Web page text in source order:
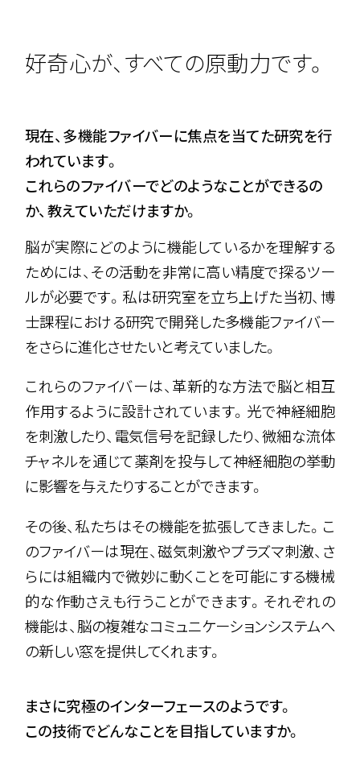
好奇心が、すべての原動力です。
現在、多機能ファイバーに焦点を当てた研究を行
われています。
これらのファイバーでどのようなことができるの
か、教えていただけますか。
脳が実際にどのように機能しているかを理解する
ためには、その活動を非常に高い精度で探るツー
ルが必要です。私は研究室を立ち上げた当初、博
士課程における研究で開発した多機能ファイバー
をさらに進化させたいと考えていました。
これらのファイバーは、革新的な方法で脳と相互
作用するように設計されています。光で神経細胞
を刺激したり、電気信号を記録したり、微細な流体
チャネルを通じて薬剤を投与して神経細胞の挙動
に影響を与えたりすることができます。
その後、私たちはその機能を拡張してきました。こ
のファイバーは現在、磁気刺激やプラズマ刺激、さ
らには組織内で微妙に動くことを可能にする機械
的な作動さえも行うことができます。それぞれの
機能は、脳の複雑なコミュニケーションシステムへ
の新しい窓を提供してくれます。
まさに究極のインターフェースのようです。
この技術でどんなことを目指していますか。